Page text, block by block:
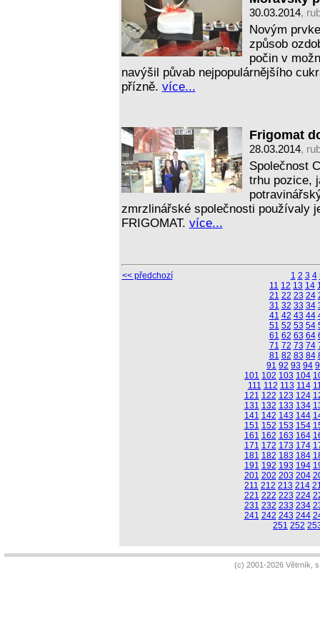
30.03.2014,
Novým
způsob
počin v
navýšil půvab nejpopulárnějšího
přízně. více...
Frigomat
28.03.2014,
Společnost
trhu pozice,
zmrzlinářské společnosti používaly
FRIGOMAT. více...
<< předchozí 1 2 3 4
11 12 13 14
21 22 23 24
31 32 33 34
41 42 43 44
51 52 53 54
61 62 63 64
71 72 73 74
81 82 83 84
91 92 93 94
101 102 103 104
111 112 113 114
121 122 123 124
131 132 133 134
141 142 143 144
151 152 153 154
161 162 163 164
171 172 173 174
181 182 183 184
191 192 193 194
201 202 203 204
211 212 213 214
221 222 223 224
231 232 233 234
241 242 243 244
251 252
(c) 2001-2026 Větrník,